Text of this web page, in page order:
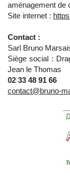
aménagement de
Site internet :
Contact :
Sarl Bruno
Siège social :
Jean le Thomas
02 33 48 91 66
contact@bruno-